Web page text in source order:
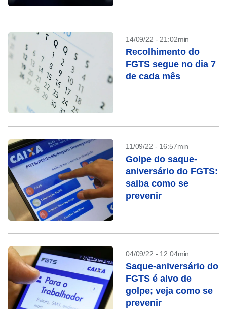
14/09/22 - 21:02min
Recolhimento do
FGTS segue no dia 7
de cada mês
11/09/22 - 16:57min
Golpe do saque-
aniversário do FGTS:
saiba como se
prevenir
04/09/22 - 12:04min
Saque-aniversário do
FGTS é alvo de
golpe; veja como se
prevenir